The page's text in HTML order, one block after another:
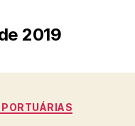
2019